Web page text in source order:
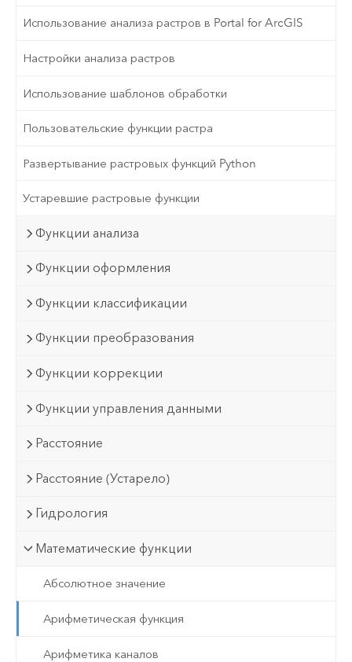
Использование анализа растров в Portal for ArcGIS
Настройки анализа растров
Использование шаблонов обработки
Пользовательские функции растра
Развертывание растровых функций Python
Устаревшие растровые функции
Функции анализа
Функции оформления
Функции классификации
Функции преобразования
Функции коррекции
Функции управления данными
Расстояние
Расстояние (Устарело)
Гидрология
Математические функции
Абсолютное значение
Арифметическая функция
Арифметика каналов